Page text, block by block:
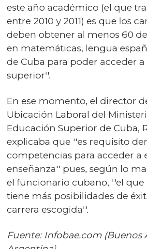
este año académico (el que
entre 2010 y 2011) es que los
deben obtener al menos 60
en matemáticas, lengua
de Cuba para poder acceder a
superior''.
En ese momento, el director
Ubicación Laboral del
Educación Superior de Cuba,
explicaba que ''es requisito
competencias para acceder a
enseñanza'' pues, según lo
el funcionario cubano, ''el que
tiene más posibilidades de
carrera escogida''.
Fuente: Infobae.com (Buenos